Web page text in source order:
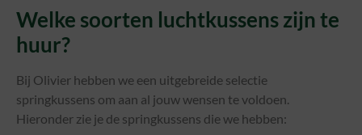
Welke soorten luchtkussens zijn te
huur?
Bij Olivier hebben we een uitgebreide selectie
springkussens om aan al jouw wensen te voldoen.
Hieronder zie je de springkussens die we hebben: